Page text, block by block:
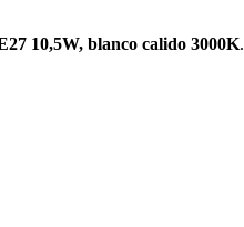
10,5W, blanco calido 3000K.